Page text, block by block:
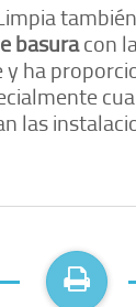
basuracon
ha
las